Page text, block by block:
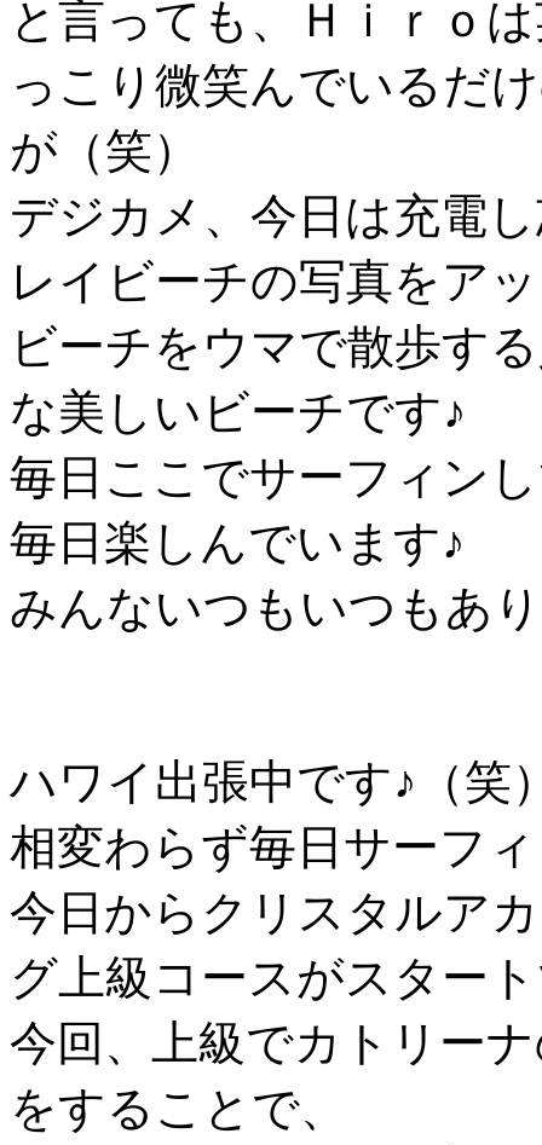
と言っても、Ｈｉｒｏ
っこり微笑んでいるだ
が（笑）
デジカメ、今日は充電
レイビーチの写真をア
ビーチをウマで散歩す
な美しいビーチです♪
毎日ここでサーフィン
毎日楽しんでいます♪
みんないつもいつもあ
ハワイ出張中です♪（笑
相変わらず毎日サーフ
今日からクリスタルア
グ上級コースがスター
今回、上級でカトリー
をすることで、